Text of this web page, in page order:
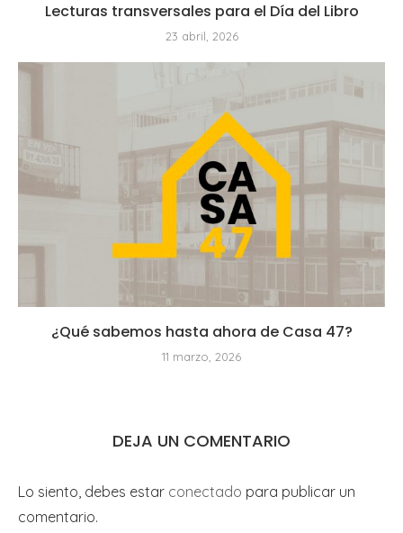
Lecturas transversales para el Día del Libro
23 abril, 2026
¿Qué sabemos hasta ahora de Casa 47?
11 marzo, 2026
DEJA UN COMENTARIO
Lo siento, debes estar conectado para publicar un
comentario.